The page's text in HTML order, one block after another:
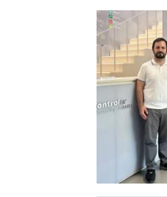
Imagem